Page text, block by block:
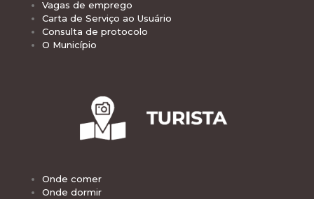
Vagas de emprego
Carta de Serviço ao Usuário
Consulta de protocolo
O Município
Onde comer
Onde dormir